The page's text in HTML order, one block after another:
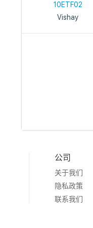
10ETF02
Vishay
公司
关于我们
隐私政策
联系我们